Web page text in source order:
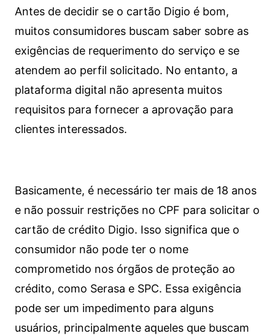
Antes de decidir se o cartão Digio é bom,
muitos consumidores buscam saber sobre as
exigências de requerimento do serviço e se
atendem ao perfil solicitado. No entanto, a
plataforma digital não apresenta muitos
requisitos para fornecer a aprovação para
clientes interessados.
Basicamente, é necessário ter mais de 18 anos
e não possuir restrições no CPF para solicitar o
cartão de crédito Digio. Isso significa que o
consumidor não pode ter o nome
comprometido nos órgãos de proteção ao
crédito, como Serasa e SPC. Essa exigência
pode ser um impedimento para alguns
usuários, principalmente aqueles que buscam